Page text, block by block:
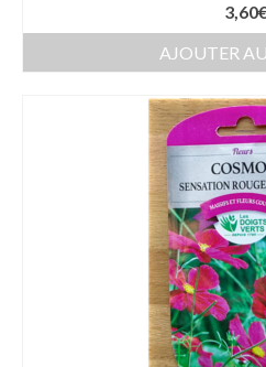
Pépinières
Arbustes de haies
Gazon fleuri
Gazon ornemental
3,60
AJOUTER